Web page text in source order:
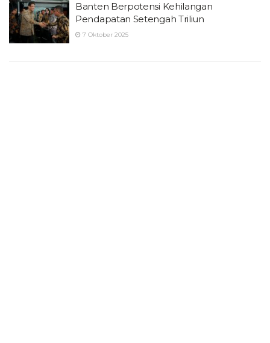
Banten Berpotensi Kehilangan
Pendapatan Setengah Triliun
7 Oktober 2025